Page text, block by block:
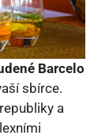
Barcelo
sbírce.
a